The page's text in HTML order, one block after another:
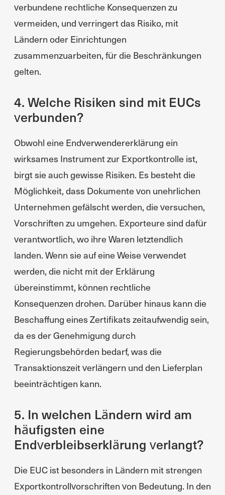
verbundene rechtliche Konsequenzen zu
vermeiden, und verringert das Risiko, mit
Ländern oder Einrichtungen
zusammenzuarbeiten, für die Beschränkungen
gelten.
4. Welche Risiken sind mit EUCs
verbunden?
Obwohl eine Endverwendererklärung ein
wirksames Instrument zur Exportkontrolle ist,
birgt sie auch gewisse Risiken. Es besteht die
Möglichkeit, dass Dokumente von unehrlichen
Unternehmen gefälscht werden, die versuchen,
Vorschriften zu umgehen. Exporteure sind dafür
verantwortlich, wo ihre Waren letztendlich
landen. Wenn sie auf eine Weise verwendet
werden, die nicht mit der Erklärung
übereinstimmt, können rechtliche
Konsequenzen drohen. Darüber hinaus kann die
Beschaffung eines Zertifikats zeitaufwendig sein,
da es der Genehmigung durch
Regierungsbehörden bedarf, was die
Transaktionszeit verlängern und den Lieferplan
beeinträchtigen kann.
5. In welchen Ländern wird am
häufigsten eine
Endverbleibserklärung verlangt?
Die EUC ist besonders in Ländern mit strengen
Exportkontrollvorschriften von Bedeutung. In den